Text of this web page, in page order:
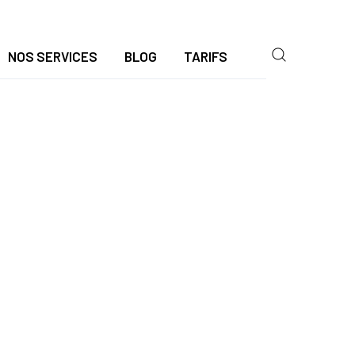
NOS SERVICES BLOG TARIFS